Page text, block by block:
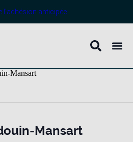
l’adhésion anticipée
Mansart
Mansart